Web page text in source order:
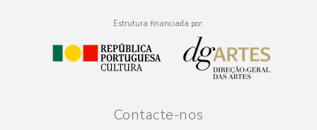
Estrutura financiada por:
Contacte-nos